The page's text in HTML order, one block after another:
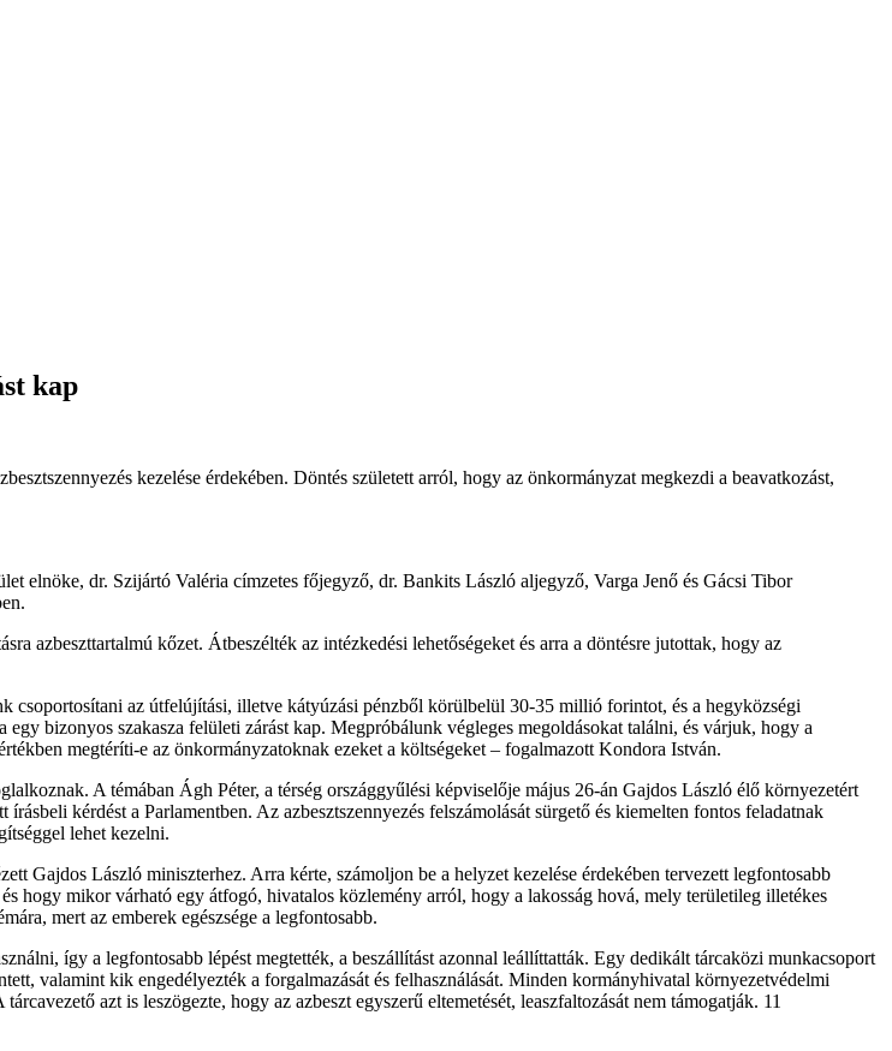
kap
kezelése érdekében. Döntés született arról, hogy az önkormányzat megkezdi a beavatkozást,
elnöke, dr. Szijártó Valéria címzetes főjegyző, dr. Bankits László aljegyző, Varga Jenő és Gácsi Tibor
azbeszttartalmú kőzet. Átbeszélték az intézkedési lehetőségeket és arra a döntésre jutottak, hogy az
csoportosítani az útfelújítási, illetve kátyúzási pénzből körülbelül 30-35 millió forintot, és a hegyközségi
bizonyos szakasza felületi zárást kap. Megpróbálunk végleges megoldásokat találni, és várjuk, hogy a
megtéríti-e az önkormányzatoknak ezeket a költségeket – fogalmazott Kondora István.
A témában Ágh Péter, a térség országgyűlési képviselője május 26-án Gajdos László élő környezetért
kérdést a Parlamentben. Az azbesztszennyezés felszámolását sürgető és kiemelten fontos feladatnak
lehet kezelni.
Gajdos László miniszterhez. Arra kérte, számoljon be a helyzet kezelése érdekében tervezett legfontosabb
hogy mikor várható egy átfogó, hivatalos közlemény arról, hogy a lakosság hová, mely területileg illetékes
mert az emberek egészsége a legfontosabb.
így a legfontosabb lépést megtették, a beszállítást azonnal leállíttatták. Egy dedikált tárcaközi munkacsoport
valamint kik engedélyezték a forgalmazását és felhasználását. Minden kormányhivatal környezetvédelmi
azt is leszögezte, hogy az azbeszt egyszerű eltemetését, leaszfaltozását nem támogatják. 11